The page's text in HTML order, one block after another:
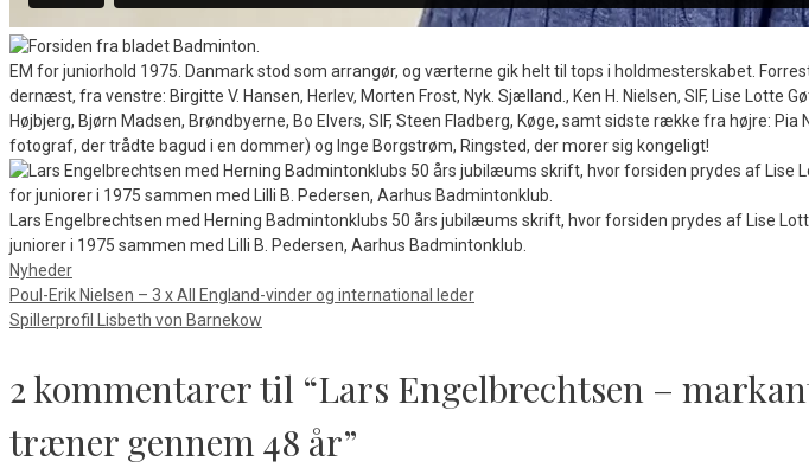
EM for juniorhold 1975. Danmark stod som arrangør, og værterne gik helt til tops i holdmesterskabet.
dernæst, fra venstre: Birgitte V. Hansen, Herlev, Morten Frost, Nyk. Sjælland., Ken H. Nielsen, SIF, Lise Lotte
Højbjerg, Bjørn Madsen, Brøndbyerne, Bo Elvers, SIF, Steen Fladberg, Køge, samt sidste række fra højre:
fotograf, der trådte bagud i en dommer) og Inge Borgstrøm, Ringsted, der morer sig kongeligt!
Lars Engelbrechtsen med Herning Badmintonklubs 50 års jubilæums skrift, hvor forsiden prydes af Lise
juniorer i 1975 sammen med Lilli B. Pedersen, Aarhus Badmintonklub.
Kategorier
Nyheder
Poul-Erik Nielsen – 3 x All England-vinder og international leder
Spillerprofil Lisbeth von Barnekow
2 kommentarer til “Lars Engelbrechtsen –
træner gennem 48 år”